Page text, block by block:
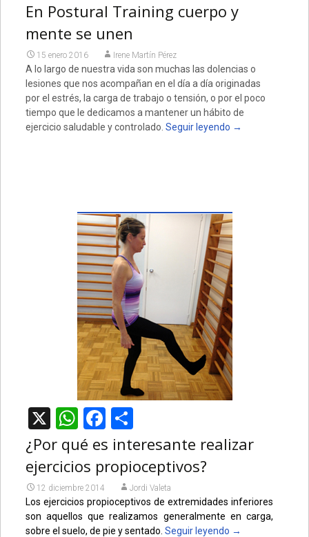
En Postural Training cuerpo y
mente se unen
15 enero 2016 Irene Martín Pérez
A lo largo de nuestra vida son muchas las dolencias o
lesiones que nos acompañan en el día a día originadas
por el estrés, la carga de trabajo o tensión, o por el poco
tiempo que le dedicamos a mantener un hábito de
ejercicio saludable y controlado. Seguir leyendo →
X WhatsApp
Facebook
Compartir
¿Por qué es interesante realizar
ejercicios propioceptivos?
12 diciembre 2014 Jordi Valeta
Los ejercicios propioceptivos de extremidades inferiores
son aquellos que realizamos generalmente en carga,
sobre el suelo, de pie y sentado. Seguir leyendo →